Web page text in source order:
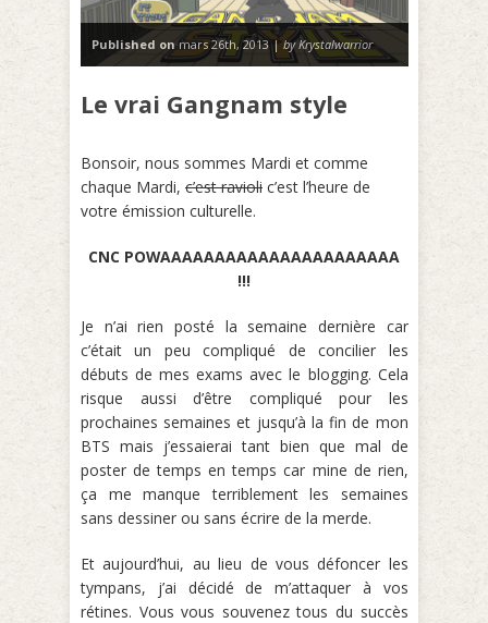
Published on mars 26th, 2013 | by Krystalwarrior
Le vrai Gangnam style
Bonsoir, nous sommes Mardi et comme
chaque Mardi, c’est ravioli c’est l’heure de
votre émission culturelle.
CNC POWAAAAAAAAAAAAAAAAAAAAAA
!!!
Je n’ai rien posté la semaine dernière car
c’était un peu compliqué de concilier les
débuts de mes exams avec le blogging. Cela
risque aussi d’être compliqué pour les
prochaines semaines et jusqu’à la fin de mon
BTS mais j’essaierai tant bien que mal de
poster de temps en temps car mine de rien,
ça me manque terriblement les semaines
sans dessiner ou sans écrire de la merde.
Et aujourd’hui, au lieu de vous défoncer les
tympans, j’ai décidé de m’attaquer à vos
rétines. Vous vous souvenez tous du succès